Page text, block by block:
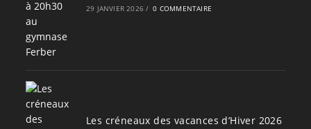
29 JANVIER 2026 / 0 COMMENTAIRE
Les créneaux des vacances d’Hiver 2026